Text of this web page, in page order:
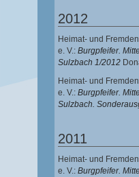
2012
Heimat- und
e. V.: Burgpfeifer.
Sulzbach 1/2012
Heimat- und
e. V.: Burgpfeifer.
Sulzbach.
2011
Heimat- und
e. V.: Burgpfeifer.